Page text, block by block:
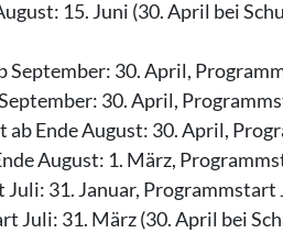
15. Juni (30. April bei
September: 30. April,
30. April,
ab Ende August: 30. April,
August: 1. März,
31. Januar, Programmstart
Juli: 31. März (30. April bei